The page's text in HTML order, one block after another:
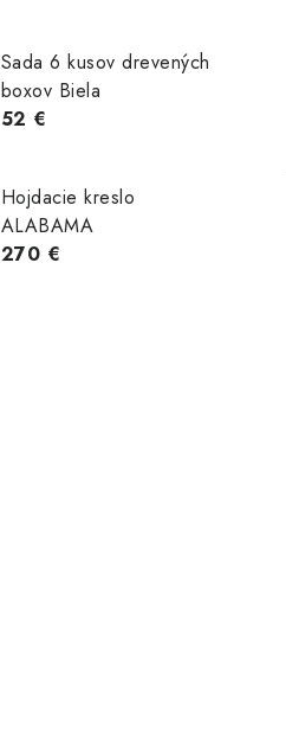
Sada 6 kusov drevených
boxov Biela
52 €
Hojdacie kreslo
ALABAMA
270 €